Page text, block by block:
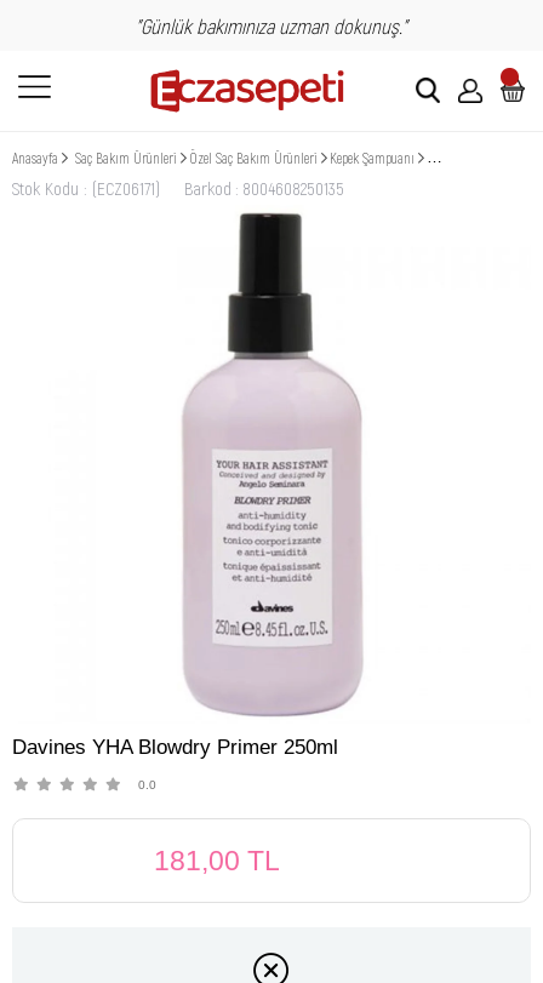
"Günlük bakımınıza uzman dokunuş."
Anasayfa Saç Bakım Ürünleri Özel Saç Bakım Ürünleri Kepek Şampuanı Davines YHA Blowdry
Stok Kodu (ECZ06171) Barkod : 8004608250135
Davines YHA Blowdry Primer 250ml
0.0
181,00 TL